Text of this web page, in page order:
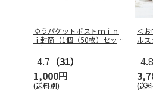
ゆうパケットポストｍｉｎ
ｉ封筒（1個（50枚）セッ
ト）
4.7 （31）
1,000円
(送料別)
＜
ル
4.8
(送